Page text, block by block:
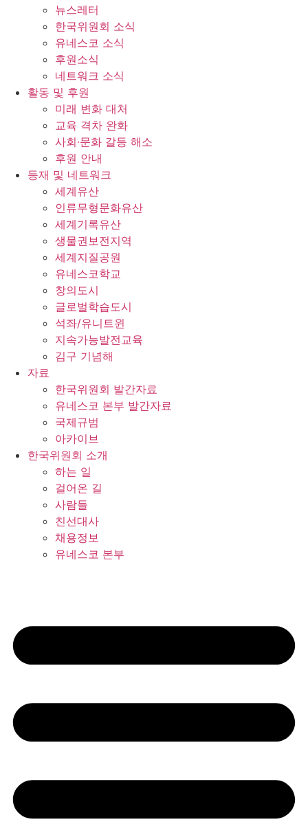
뉴스레터
한국위원회 소식
유네스코 소식
후원소식
네트워크 소식
활동 및 후원
미래 변화 대처
교육 격차 완화
사회∙문화 갈등 해소
후원 안내
등재 및 네트워크
세계유산
인류무형문화유산
세계기록유산
생물권보전지역
세계지질공원
유네스코학교
창의도시
글로벌학습도시
석좌/유니트윈
지속가능발전교육
김구 기념해
자료
한국위원회 발간자료
유네스코 본부 발간자료
국제규범
아카이브
한국위원회 소개
하는 일
걸어온 길
사람들
친선대사
채용정보
유네스코 본부